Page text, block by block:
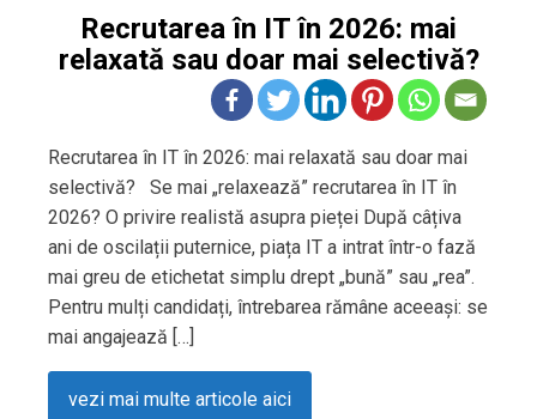
Recrutarea în IT în 2026: mai
relaxată sau doar mai selectivă?
Recrutarea în IT în 2026: mai relaxată sau doar mai
selectivă? Se mai „relaxează” recrutarea în IT în
2026? O privire realistă asupra pieței După câțiva
ani de oscilații puternice, piața IT a intrat într-o fază
mai greu de etichetat simplu drept „bună” sau „rea”.
Pentru mulți candidați, întrebarea rămâne aceeași: se
mai angajează […]
vezi mai multe articole aici